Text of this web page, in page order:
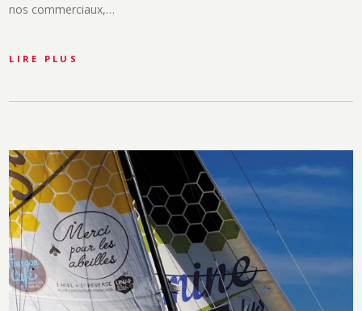
nos commerciaux,…
LIRE PLUS